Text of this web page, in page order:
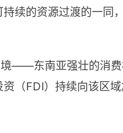
续的资源过渡的一同
——东南亚强壮的消
资（FDI）持续向该区域